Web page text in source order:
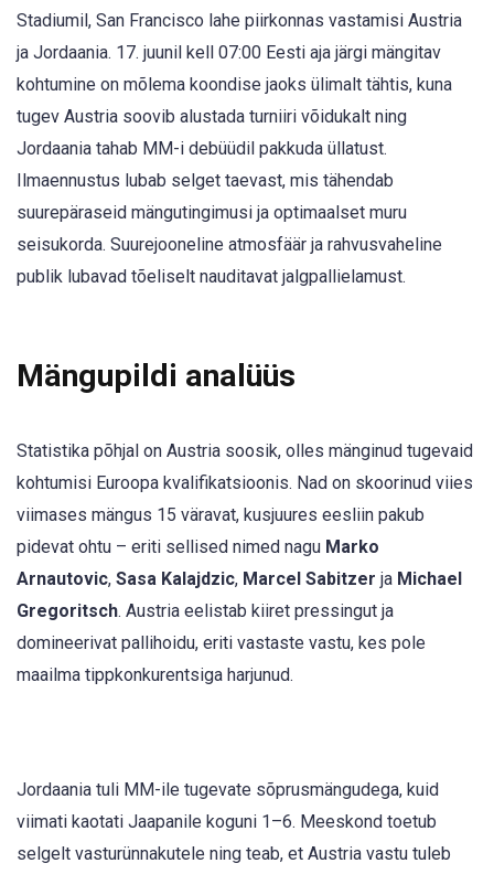
Stadiumil, San Francisco lahe piirkonnas vastamisi Austria
ja Jordaania. 17. juunil kell 07:00 Eesti aja järgi mängitav
kohtumine on mõlema koondise jaoks ülimalt tähtis, kuna
tugev Austria soovib alustada turniiri võidukalt ning
Jordaania tahab MM-i debüüdil pakkuda üllatust.
Ilmaennustus lubab selget taevast, mis tähendab
suurepäraseid mängutingimusi ja optimaalset muru
seisukorda. Suurejooneline atmosfäär ja rahvusvaheline
publik lubavad tõeliselt nauditavat jalgpallielamust.
Mängupildi analüüs
Statistika põhjal on Austria soosik, olles mänginud tugevaid
kohtumisi Euroopa kvalifikatsioonis. Nad on skoorinud viies
viimases mängus 15 väravat, kusjuures eesliin pakub
pidevat ohtu – eriti sellised nimed nagu Marko
Arnautovic, Sasa Kalajdzic, Marcel Sabitzer ja Michael
Gregoritsch. Austria eelistab kiiret pressingut ja
domineerivat pallihoidu, eriti vastaste vastu, kes pole
maailma tippkonkurentsiga harjunud.
Jordaania tuli MM-ile tugevate sõprusmängudega, kuid
viimati kaotati Jaapanile koguni 1–6. Meeskond toetub
selgelt vasturünnakutele ning teab, et Austria vastu tuleb